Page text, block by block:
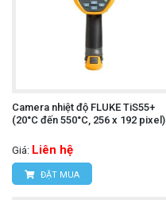
Camera nhiệt độ FLUKE TiS55+
(20°C đến 550°C, 256 x 192 pixel)
Giá: Liên hệ
ĐẶT MUA